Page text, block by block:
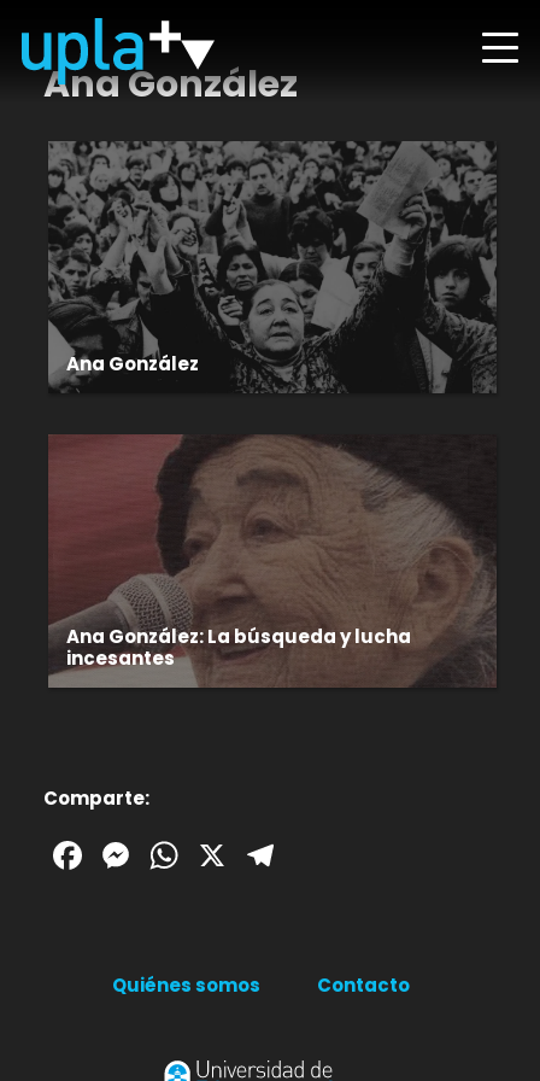
Ana González
Ana González
Ana González: La búsqueda y lucha
incesantes
Comparte:
Facebook
Messenger
WhatsApp
X
Quiénes somos Contacto